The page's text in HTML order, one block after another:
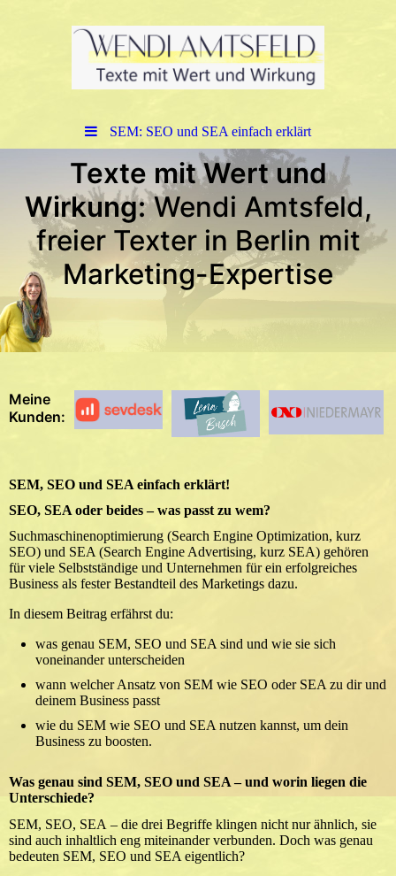
SEM: SEO und SEA einfach erklärt
Texte mit Wert und
Wirkung: Wendi Amtsfeld,
freier Texter in Berlin mit
Marketing-Expertise
Meine
Kunden:
SEM, SEO und SEA einfach erklärt!
SEO, SEA oder beides – was passt zu wem?
Suchmaschinenoptimierung (Search Engine Optimization, kurz
SEO) und SEA (Search Engine Advertising, kurz SEA) gehören
für viele Selbstständige und Unternehmen für ein erfolgreiches
Business als fester Bestandteil des Marketings dazu.
In diesem Beitrag erfährst du:
was genau SEM, SEO und SEA sind und wie sie sich
voneinander unterscheiden
wann welcher Ansatz von SEM wie SEO oder SEA zu dir und
deinem Business passt
wie du SEM wie SEO und SEA nutzen kannst, um dein
Business zu boosten.
Was genau sind SEM, SEO und SEA – und worin liegen die
Unterschiede?
SEM, SEO, SEA – die drei Begriffe klingen nicht nur ähnlich, sie
sind auch inhaltlich eng miteinander verbunden. Doch was genau
bedeuten SEM, SEO und SEA eigentlich?